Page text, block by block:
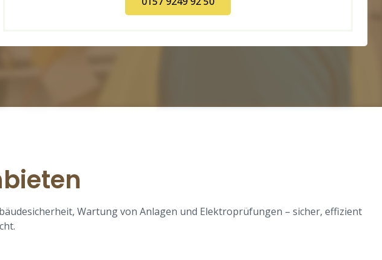
Wartung von Anlagen und Elektroprüfungen – sicher, effizient